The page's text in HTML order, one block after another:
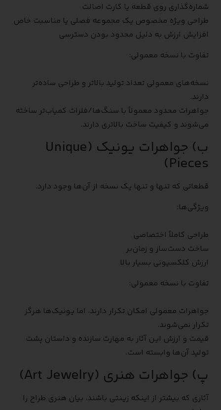
شماره‌گذاری روی قطعه یا کارت اصالت
طراحی ویژه مخصوص یک مجموعه فصلی یا مناسبت خاص
افزایش ارزش به دلیل محدود بودن دسترسی
تفاوت با نسخه معمولی:
نسخه‌های معمولی تعداد تولید بالاتر و طراحی ساده‌تر
دارند.
جواهرات محدود معمولاً با سنگ‌ها/فلزات کمیاب‌تر ساخته
می‌شوند و کیفیت ساخت بالاتری دارند.
ب) جواهرات یونیک (Unique
Pieces)
قطعاتی که تنها و تنها یک نسخه از آن‌ها وجود دارد.
ویژگی‌ها:
طراحی کاملاً اختصاصی
ساخت دست‌ساز و زمان‌بر
ارزش کلکسیونی بسیار بالا
تفاوت با نسخه معمولی:
جواهرات معمولی امکان تکرار دارند، اما یونیک‌ها هرگز
تکرار نمی‌شوند.
قیمت و ارزش این آثار به مهارت سازنده و داستان پشت
تولید آن‌ها وابسته است.
پ) جواهرات هنری (Art Jewelry)
آثاری که بیشتر از اینکه زینتی باشند، بیان هنری طراح را